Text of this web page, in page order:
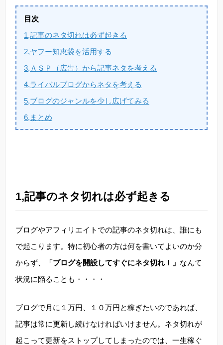
目次
1,記事のネタ切れは必ず起きる
2,ヤフー知恵袋を活用する
3,ＡＳＰ（広告）から記事ネタを考える
4,ライバルブログからネタを考える
5,ブログのジャンルを少し広げてみる
6,まとめ
1,記事のネタ切れは必ず起きる
ブログやアフィリエイトでの記事のネタ切れは、誰にも
で起こります。特に初心者の方は何を書いてよいのか分
からず、
「ブログを開設してすぐにネタ切れ！」 なんて
状況に陥ることも・・・・
ブログで月に１万円、１０万円と稼ぎたいのであれば、
記事は常に更新し続けなければいけません。ネタ切れが
起こって更新をストップしてしまったのでは、一生稼ぐ